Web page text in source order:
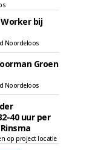
bij
Noordeloos
Groen
Noordeloos
40 uur per
op project locatie